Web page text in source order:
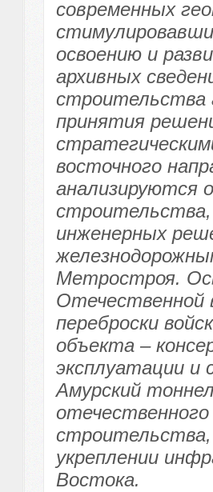
современных
освоению и
архивных
строительства
принятия
восточного
анализируются
строительства,
инженерных
Метростроя.
Отечественной
переброски
объекта –
эксплуатации и
Амурский
укреплении
Востока.